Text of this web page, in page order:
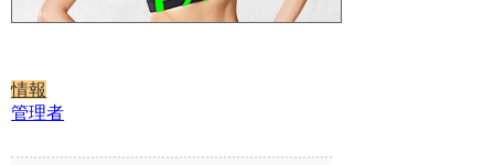
情報
管理者